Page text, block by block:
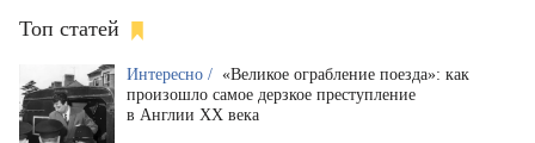
Топ статей
Интересно / «Великое ограбление поезда»: как
произошло самое дерзкое преступление
в Англии XX века